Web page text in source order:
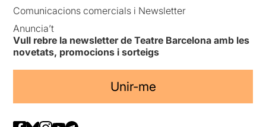
Comunicacions comercials i Newsletter
Anuncia’t
Vull rebre la newsletter de Teatre Barcelona amb les
novetats, promocions i sorteigs
Unir-me